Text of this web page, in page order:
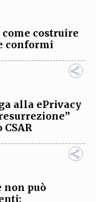
come costruire
conformi
alla ePrivacy
non può